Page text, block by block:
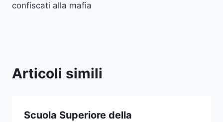
confiscati alla mafia
Articoli simili
Scuola Superiore della